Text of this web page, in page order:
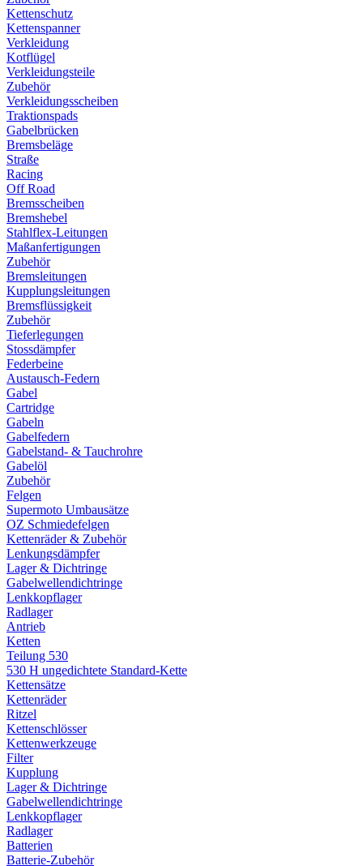
Kettenschutz
Kettenspanner
Verkleidung
Kotflügel
Verkleidungsteile
Zubehör
Verkleidungsscheiben
Traktionspads
Gabelbrücken
Bremsbeläge
Straße
Racing
Off Road
Bremsscheiben
Bremshebel
Stahlflex-Leitungen
Maßanfertigungen
Zubehör
Bremsleitungen
Kupplungsleitungen
Bremsflüssigkeit
Zubehör
Tieferlegungen
Stossdämpfer
Federbeine
Austausch-Federn
Gabel
Cartridge
Gabeln
Gabelfedern
Gabelstand- & Tauchrohre
Gabelöl
Zubehör
Felgen
Supermoto Umbausätze
OZ Schmiedefelgen
Kettenräder & Zubehör
Lenkungsdämpfer
Lager & Dichtringe
Gabelwellendichtringe
Lenkkopflager
Radlager
Antrieb
Ketten
Teilung 530
530 H ungedichtete Standard-Kette
Kettensätze
Kettenräder
Ritzel
Kettenschlösser
Kettenwerkzeuge
Filter
Kupplung
Lager & Dichtringe
Gabelwellendichtringe
Lenkkopflager
Radlager
Batterien
Batterie-Zubehör